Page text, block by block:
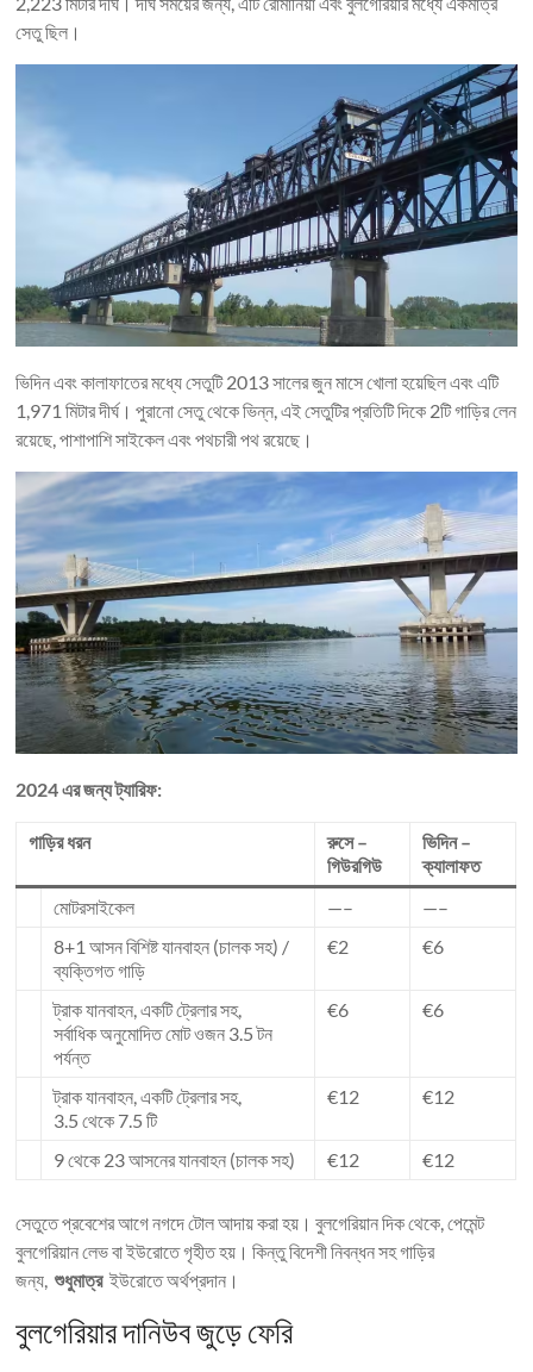
সেতু ছিল।
ভিদিন এবং কালাফাতের মধ্যে সেতুটি 2013 সালের জুন মাসে খোলা হয়েছিল এবং এটি
1,971 মিটার দীর্ঘ। পুরানো সেতু থেকে ভিন্ন, এই সেতুটির প্রতিটি দিকে 2টি গাড়ির লেন
রয়েছে, পাশাপাশি সাইকেল এবং পথচারী পথ রয়েছে।
2024 এর জন্য ট্যারিফ:
গাড়ির ধরন
রুসে –
গিউরগিউ
ভিদিন –
ক্যালাফত
মোটরসাইকেল
—–
—–
8+1 আসন বিশিষ্ট যানবাহন (চালক সহ) /
ব্যক্তিগত গাড়ি
€2 €6
ট্রাক যানবাহন, একটি ট্রেলার সহ,
সর্বাধিক অনুমোদিত মোট ওজন 3.5 টন
পর্যন্ত
€6 €6
ট্রাক যানবাহন, একটি ট্রেলার সহ,
3.5 থেকে 7.5 টি
€12 €12
9 থেকে 23 আসনের যানবাহন (চালক সহ) €12 €12
সেতুতে প্রবেশের আগে নগদে টোল আদায় করা হয়। বুলগেরিয়ান দিক থেকে, পেমেন্ট
বুলগেরিয়ান লেভ বা ইউরোতে গৃহীত হয়। কিন্তু বিদেশী নিবন্ধন সহ গাড়ির
জন্য,শুধুমাত্রইউরোতে অর্থপ্রদান।
বুলগেরিয়ার দানিউব জুড়ে ফেরি